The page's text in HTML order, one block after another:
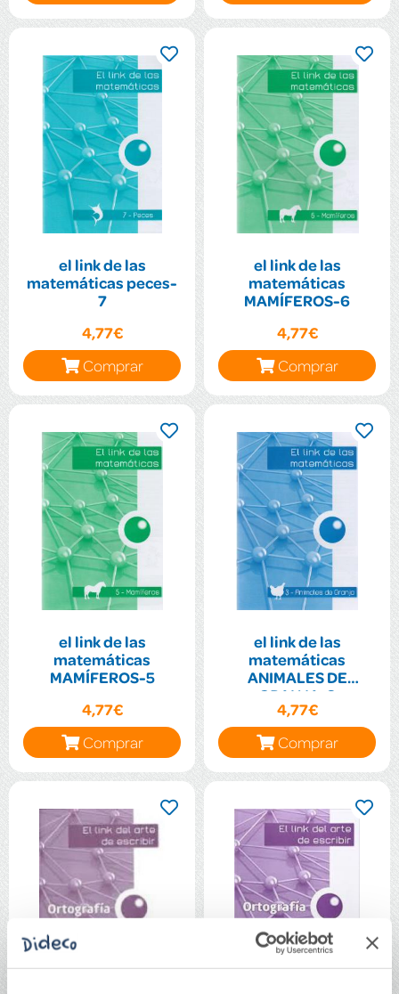
el link de las
matemáticas peces-
7
4,77€
Comprar
el link de las
matemáticas
MAMÍFEROS-6
4,77€
Comprar
el link de las
matemáticas
MAMÍFEROS-5
4,77€
Comprar
el link de las
matemáticas
ANIMALES DE
GRANJA-3
4,77€
Comprar